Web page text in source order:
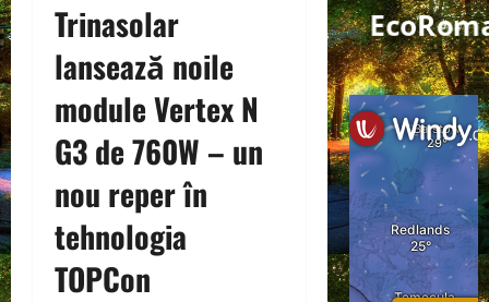
Trinasolar
lansează noile
module Vertex N
G3 de 760W – un
nou reper în
tehnologia
TOPCon